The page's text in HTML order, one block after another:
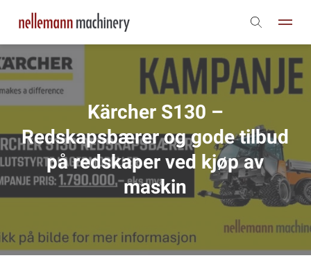
Kärcher S130 –
Redskapsbærer og gode tilbud
på redskaper ved kjøp av
maskin